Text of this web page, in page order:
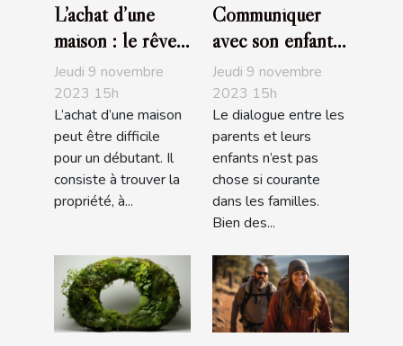
L’achat d’une
maison : le rêve
de tous
Jeudi 9 novembre
2023 15h
L’achat d’une maison
peut être difficile
pour un débutant. Il
consiste à trouver la
propriété, à...
Communiquer
avec son enfant :
comment s’y
prendre ?
Jeudi 9 novembre
2023 15h
Le dialogue entre les
parents et leurs
enfants n’est pas
chose si courante
dans les familles.
Bien des...